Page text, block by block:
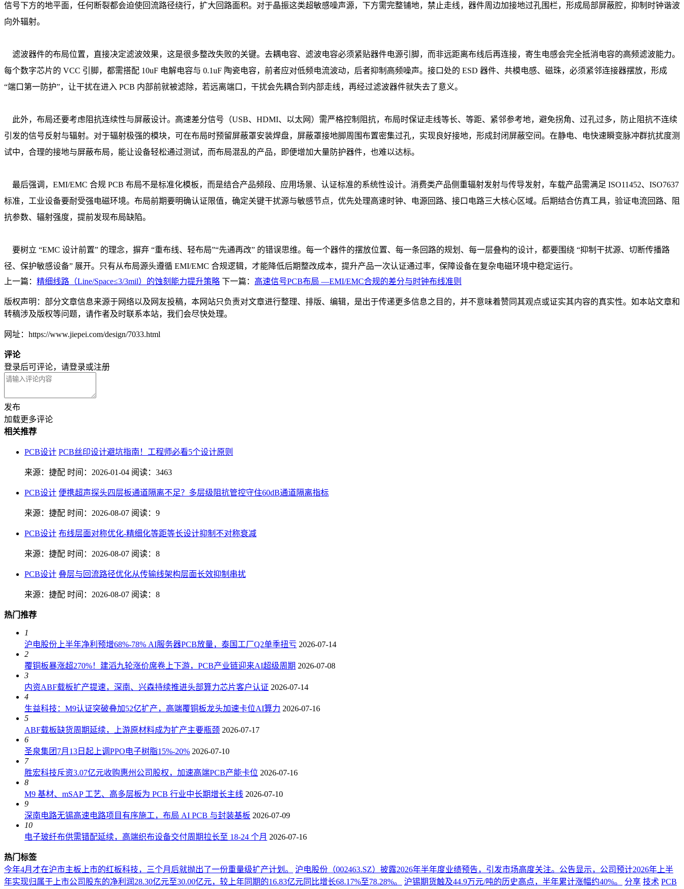
信号下方的地平面，任何断裂都会迫使回流路径绕行，扩大回路面积。对于晶振这类超敏感噪声源，下方需完整铺地，禁止走线，器件周边加接地过孔围栏，形成局部屏蔽腔，抑制时钟谐波
向外辐射。
滤波器件的布局位置，直接决定滤波效果，这是很多整改失败的关键。去耦电容、滤波电容必须紧贴器件电源引脚，而非远距离布线后再连接，寄生电感会完全抵消电容的高频滤波能力。
每个数字芯片的 VCC 引脚，都需搭配 10uF 电解电容与 0.1uF 陶瓷电容，前者应对低频电流波动，后者抑制高频噪声。接口处的 ESD 器件、共模电感、磁珠，必须紧邻连接器摆放，形成
“端口第一防护”，让干扰在进入 PCB 内部前就被滤除，若远离端口，干扰会先耦合到内部走线，再经过滤波器件就失去了意义。
此外，布局还要考虑阻抗连续性与屏蔽设计。高速差分信号（USB、HDMI、以太网）需严格控制阻抗，布局时保证走线等长、等距、紧邻参考地，避免拐角、过孔过多，防止阻抗不连续
引发的信号反射与辐射。对于辐射极强的模块，可在布局时预留屏蔽罩安装焊盘，屏蔽罩接地脚周围布置密集过孔，实现良好接地，形成封闭屏蔽空间。在静电、电快速瞬变脉冲群抗扰度测
试中，合理的接地与屏蔽布局，能让设备轻松通过测试，而布局混乱的产品，即便增加大量防护器件，也难以达标。
最后强调，EMI/EMC 合规 PCB 布局不是标准化模板，而是结合产品频段、应用场景、认证标准的系统性设计。消费类产品侧重辐射发射与传导发射，车载产品需满足 ISO11452、ISO7637
标准，工业设备要耐受强电磁环境。布局前期要明确认证限值，确定关键干扰源与敏感节点，优先处理高速时钟、电源回路、接口电路三大核心区域。后期结合仿真工具，验证电流回路、阻
抗参数、辐射强度，提前发现布局缺陷。
要树立 “EMC 设计前置” 的理念，摒弃 “重布线、轻布局”“先通再改” 的错误思维。每一个器件的摆放位置、每一条回路的规划、每一层叠构的设计，都要围绕 “抑制干扰源、切断传播路
径、保护敏感设备” 展开。只有从布局源头遵循 EMI/EMC 合规逻辑，才能降低后期整改成本，提升产品一次认证通过率，保障设备在复杂电磁环境中稳定运行。
上一篇： 精细线路（Line/Space≤3/3mil）的蚀刻能力提升策略 下一篇： 高速信号PCB布局 —EMI/EMC合规的差分与时钟布线准则
版权声明：部分文章信息来源于网络以及网友投稿，本网站只负责对文章进行整理、排版、编辑，是出于传递更多信息之目的，并不意味着赞同其观点或证实其内容的真实性。如本站文章和
转稿涉及版权等问题，请作者及时联系本站，我们会尽快处理。
网址：https://www.jiepei.com/design/7033.html
评论
登录后可评论，请登录或注册
发布
加载更多评论
相关推荐
PCB设计 PCB丝印设计避坑指南！工程师必看5个设计原则
来源：捷配 时间：2026-01-04 阅读：3463
PCB设计 便携超声探头四层板通道隔离不足？多层级阻抗管控守住60dB通道隔离指标
来源：捷配 时间：2026-08-07 阅读：9
PCB设计 布线层面对称优化-精细化等距等长设计抑制不对称衰减
来源：捷配 时间：2026-08-07 阅读：8
PCB设计 叠层与回流路径优化从传输线架构层面长效抑制串扰
来源：捷配 时间：2026-08-07 阅读：8
热门推荐
1
沪电股份上半年净利预增68%-78% AI服务器PCB放量，泰国工厂Q2单季扭亏 2026-07-14
2
覆铜板暴涨超270%！建滔九轮涨价席卷上下游，PCB产业链迎来AI超级周期 2026-07-08
3
内资ABF载板扩产提速，深南、兴森持续推进头部算力芯片客户认证 2026-07-14
4
生益科技：M9认证突破叠加52亿扩产，高端覆铜板龙头加速卡位AI算力 2026-07-16
5
ABF载板缺货周期延续，上游原材料成为扩产主要瓶颈 2026-07-17
6
圣泉集团7月13日起上调PPO电子树脂15%-20% 2026-07-10
7
胜宏科技斥资3.07亿元收购惠州公司股权，加速高端PCB产能卡位 2026-07-16
8
M9 基材、mSAP 工艺、高多层板为 PCB 行业中长期增长主线 2026-07-10
9
深南电路无锡高速电路项目有序施工，布局 AI PCB 与封装基板 2026-07-09
10
电子玻纤布供需错配延续，高端织布设备交付周期拉长至 18-24 个月 2026-07-16
热门标签
今年4月才在沪市主板上市的红板科技，三个月后就抛出了一份重量级扩产计划。
沪电股份（002463.SZ）披露2026年半年度业绩预告，引发市场高度关注。公告显示，公司预计2026年上半
年实现归属于上市公司股东的净利润28.30亿元至30.00亿元，较上年同期的16.83亿元同比增长68.17%至78.28%。
沪锡期货触及44.9万元/吨的历史高点，半年累计涨幅约40%。 分享 技术 PCB